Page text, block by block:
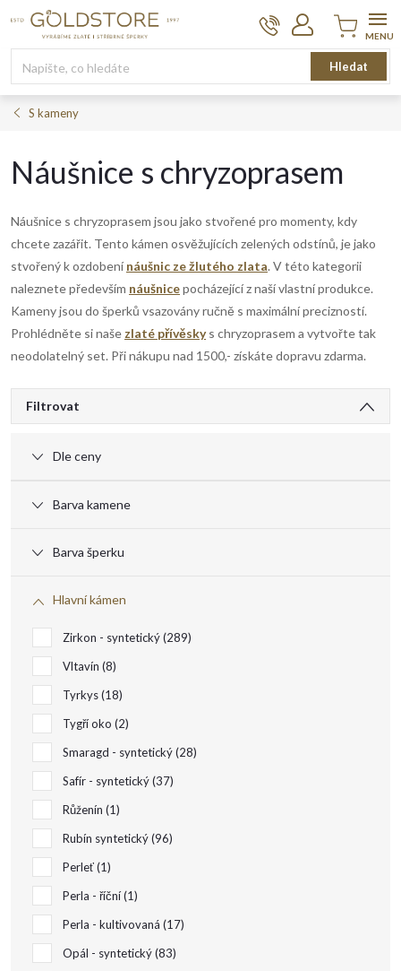
Hledat
Nákupní
košík
S kameny
Náušnice s chryzoprasem
Náušnice s chryzoprasem jsou jako stvořené pro momenty, kdy
chcete zazářit. Tento kámen osvěžujících zelených odstínů, je jako
stvořený k ozdobení náušnic ze žlutého zlata. V této kategorii
naleznete především náušnicepocházející z naší vlastní produkce.
Kameny jsou do šperků vsazovány ručně s maximální precizností.
Prohlédněte si naše zlaté přívěskys chryzoprasem a vytvořte tak
neodolatelný set. Při nákupu nad 1500,- získáte dopravu zdarma.
Filtrovat
Dle ceny
Barva kamene
Barva šperku
Hlavní kámen
Zirkon - syntetický 289
Vltavín 8
Tyrkys 18
Tygří oko 2
Smaragd - syntetický 28
Safír - syntetický 37
Růženín 1
Rubín syntetický 96
Perleť 1
Perla - říční 1
Perla - kultivovaná 17
Opál - syntetický 83
V